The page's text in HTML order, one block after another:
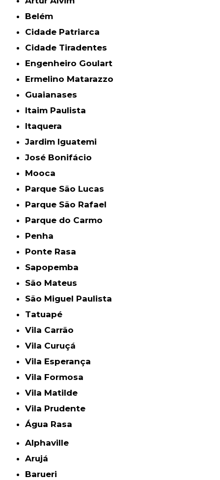
Belém
Cidade Patriarca
Cidade Tiradentes
Engenheiro Goulart
Ermelino Matarazzo
Guaianases
Itaim Paulista
Itaquera
Jardim Iguatemi
José Bonifácio
Mooca
Parque São Lucas
Parque São Rafael
Parque do Carmo
Penha
Ponte Rasa
Sapopemba
São Mateus
São Miguel Paulista
Tatuapé
Vila Carrão
Vila Curuçá
Vila Esperança
Vila Formosa
Vila Matilde
Vila Prudente
Água Rasa
Alphaville
Arujá
Barueri